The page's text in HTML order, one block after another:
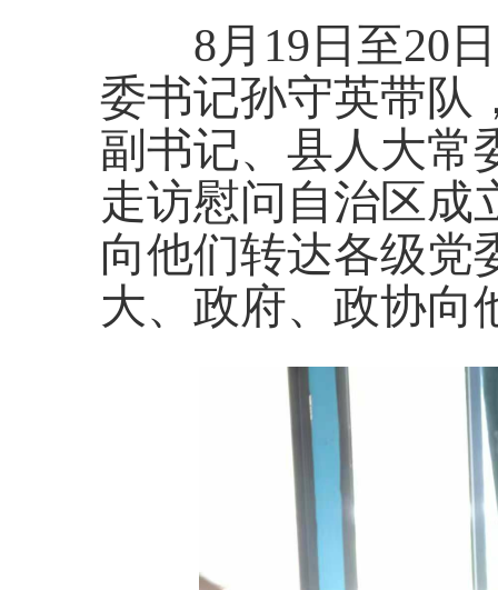
8月19日至20日
委书记孙守英带队
副书记、县人大常
走访慰问自治区成
向他们转达各级党
大、政府、政协向